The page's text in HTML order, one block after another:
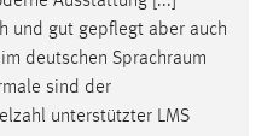
und gut gepflegt aber auch
deutschen Sprachraum
sind der
unterstützter LMS